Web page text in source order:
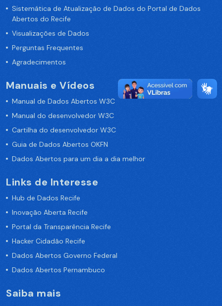
Sistemática de Atualização de Dados do Portal de Dados
Abertos do Recife
Visualizações de Dados
Perguntas Frequentes
Agradecimentos
Manuais e Vídeos
Manual de Dados Abertos W3C
Manual do desenvolvedor W3C
Cartilha do desenvolvedor W3C
Guia de Dados Abertos OKFN
Dados Abertos para um dia a dia melhor
Links de Interesse
Hub de Dados Recife
Inovação Aberta Recife
Portal da Transparência Recife
Hacker Cidadão Recife
Dados Abertos Governo Federal
Dados Abertos Pernambuco
Saiba mais